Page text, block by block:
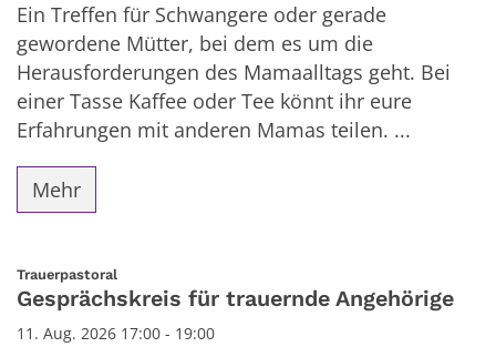
Ein Treffen für Schwangere oder gerade
gewordene Mütter, bei dem es um die
Herausforderungen des Mamaalltags geht. Bei
einer Tasse Kaffee oder Tee könnt ihr eure
Erfahrungen mit anderen Mamas teilen. ...
Mehr
Trauerpastoral
Gesprächskreis für trauernde Angehörige
11. Aug. 2026 17:00 - 19:00